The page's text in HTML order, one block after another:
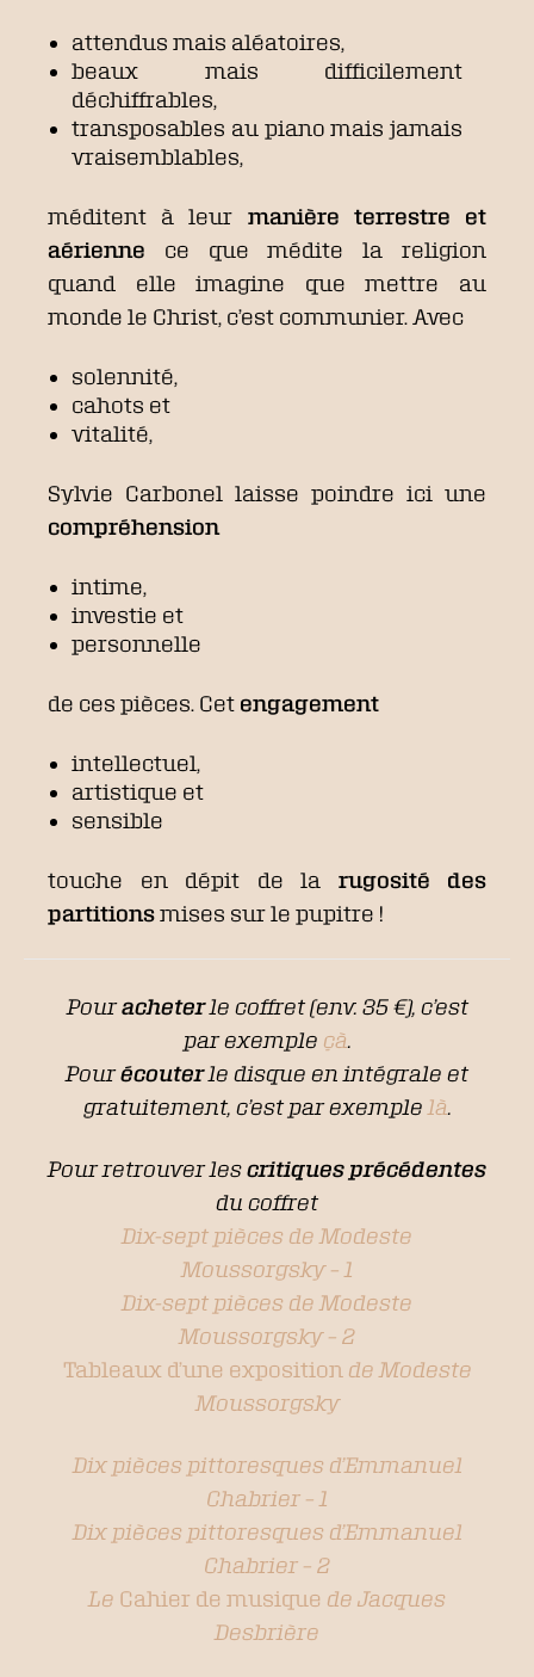
attendus mais aléatoires,
beaux mais difficilement
déchiffrables,
transposables au piano mais jamais
vraisemblables,
méditent à leur manière terrestre
et
aérienne ce que médite la religion
quand elle imagine que mettre au
monde le Christ, c’est communier. Avec
solennité,
cahots et
vitalité,
Sylvie Carbonel laisse poindre ici une
compréhension
intime,
investie et
personnelle
de ces pièces. Cet engagement
intellectuel,
artistique et
sensible
touche en dépit de la rugosité des
partitions mises sur le pupitre !
Pouracheterle coffret (env. 35 €), c’est
par exemple çà
Pourécouterle disque en intégrale et
gratuitement, c’est par exemple là
Pour retrouver les critiques précédentes
du coffret
Dix-sept pièces de Modeste
Moussorgsky – 1
Dix-sept pièces de Modeste
Moussorgsky – 2
Tableaux d’une exposition de Modeste
Moussorgsky
Dix pièces pittoresques d’Emmanuel
Chabrier – 1
Dix pièces pittoresques d’Emmanuel
Chabrier – 2
Le Cahier de musique de Jacques
Desbrière